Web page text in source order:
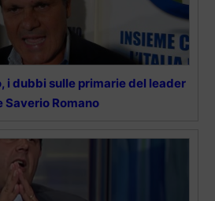
i dubbi sulle primarie del leader
Saverio Romano